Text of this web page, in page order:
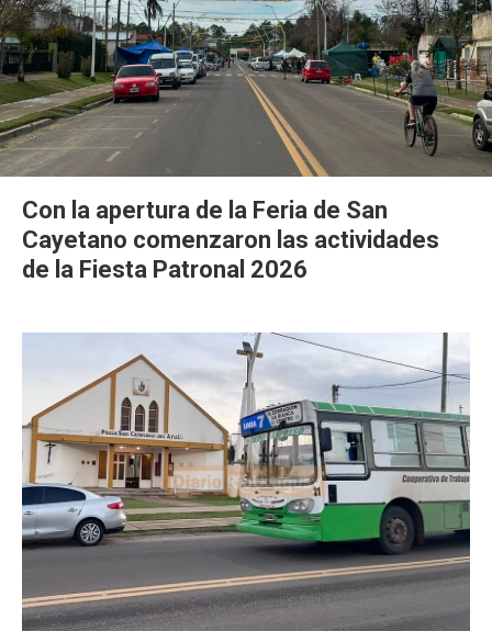
Con la apertura de la Feria de San
Cayetano comenzaron las actividades
de la Fiesta Patronal 2026